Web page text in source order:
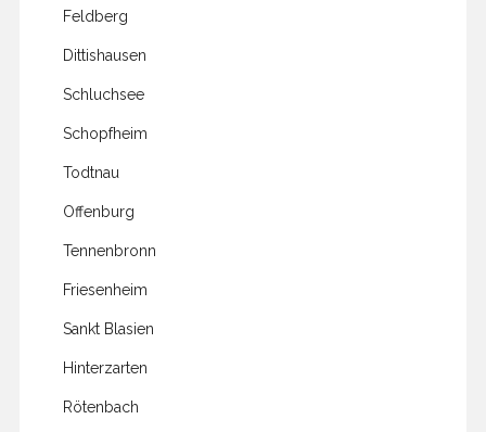
Feldberg
Dittishausen
Schluchsee
Schopfheim
Todtnau
Offenburg
Tennenbronn
Friesenheim
Sankt Blasien
Hinterzarten
Rötenbach